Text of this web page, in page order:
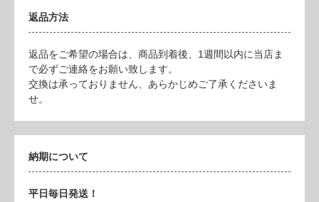
返品方法
返品をご希望の場合は、商品到着後、1週間以内に当店ま
で必ずご連絡をお願い致します。
交換は承っておりません、あらかじめご了承くださいま
せ。
納期について
平日毎日発送！